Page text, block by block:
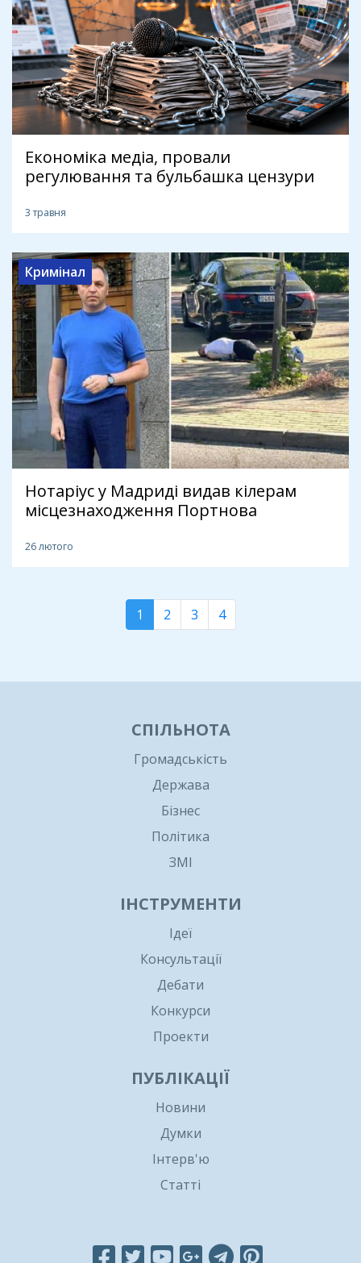
Економіка медіа, провали
регулювання та бульбашка цензури
3 травня
Кримінал
Нотаріус у Мадриді видав кілерам
місцезнаходження Портнова
26 лютого
1 2 3 4
СПІЛЬНОТА
Громадськість
Держава
Бізнес
Політика
ЗМІ
ІНСТРУМЕНТИ
Ідеї
Консультації
Дебати
Конкурси
Проекти
ПУБЛІКАЦІЇ
Новини
Думки
Інтерв'ю
Статті